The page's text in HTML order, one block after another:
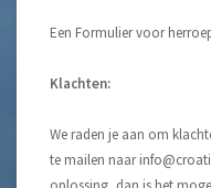
Een Formulier voor
Klachten:
We raden je aan om
te mailen naar